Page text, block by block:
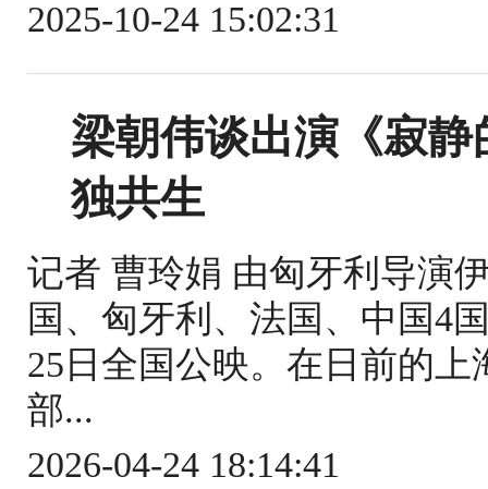
2025-10-24 15:02:31
梁朝伟谈出演《寂
独共生
记者 曹玲娟 由匈牙利导演
国、匈牙利、法国、中国4
25日全国公映。在日前的
部...
2026-04-24 18:14:41